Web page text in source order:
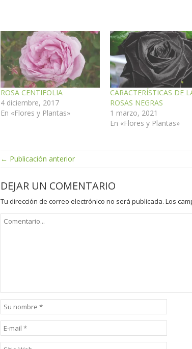
ROSA CENTIFOLIA
4 diciembre, 2017
En «Flores y Plantas»
CARACTERÍSTICAS DE
ROSAS NEGRAS
1 marzo, 2021
En «Flores y Plantas»
← Publicación anterior
DEJAR UN COMENTARIO
Tu dirección de correo electrónico no será publicada. Los